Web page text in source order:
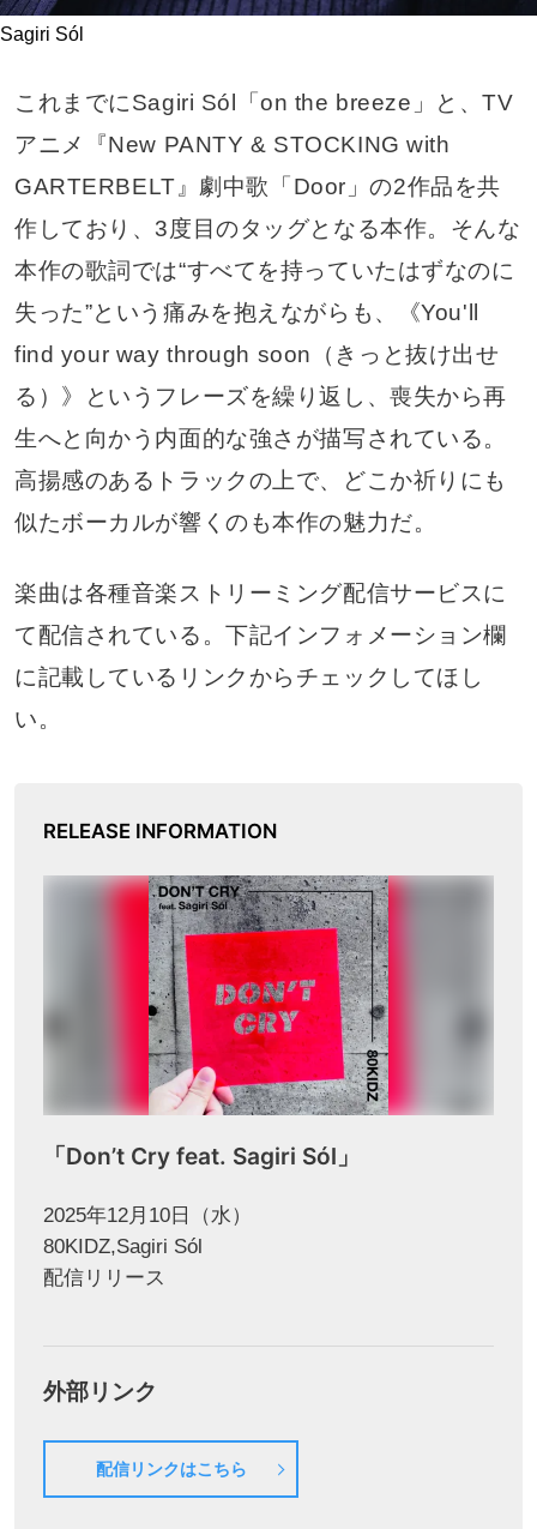
Sagiri Sól
これまでにSagiri Sól「on the breeze」と、TV
アニメ『New PANTY & STOCKING with
GARTERBELT』劇中歌「Door」の2作品を共
作しており、3度目のタッグとなる本作。そんな
本作の歌詞では“すべてを持っていたはずなのに
失った”という痛みを抱えながらも、《You'll
find your way through soon（きっと抜け出せ
る）》というフレーズを繰り返し、喪失から再
生へと向かう内面的な強さが描写されている。
高揚感のあるトラックの上で、どこか祈りにも
似たボーカルが響くのも本作の魅力だ。
楽曲は各種音楽ストリーミング配信サービスに
て配信されている。下記インフォメーション欄
に記載しているリンクからチェックしてほし
い。
RELEASE INFORMATION
「Don’t Cry feat. Sagiri Sól」
2025年12月10日（水）
80KIDZ,Sagiri Sól
配信リリース
外部リンク
配信リンクはこちら